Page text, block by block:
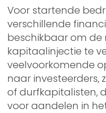
Voor startende
verschillende
beschikbaar om de
kapitaalinjectie te
veelvoorkomende
naar investeerders,
of durfkapitalisten,
voor aandelen in